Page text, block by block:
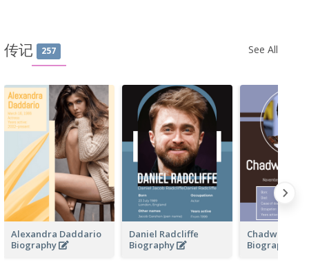
传记 257 See All
Alexandra Daddario
Biography
Daniel Radcliffe
Biography
Chadwick
Biography